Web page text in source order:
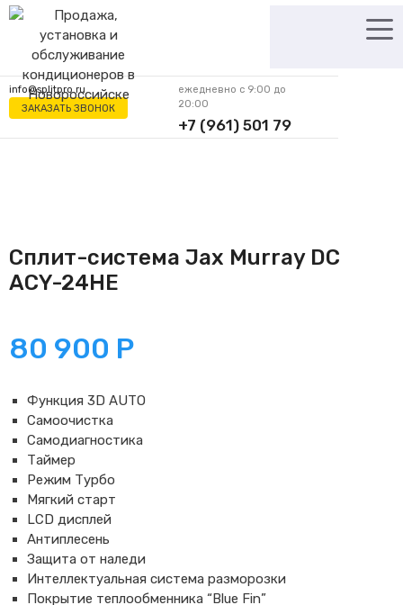
Перейти
содержимому
info@splitpro.ru
ЗАКАЗАТЬ ЗВОНОК
ежедневно с 9:00 до
20:00
+7 (961) 501 79
62
Сплит-система Jax Murray DC
ACY-24HE
80 900 Р
Функция 3D AUTO
Самоочистка
Самодиагностика
Таймер
Режим Турбо
Мягкий старт
LCD дисплей
Антиплесень
Защита от наледи
Интеллектуальная система разморозки
Покрытие теплообменника “Blue Fin”